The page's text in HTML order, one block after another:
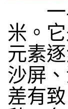
一
米。
元素
沙屏
差有